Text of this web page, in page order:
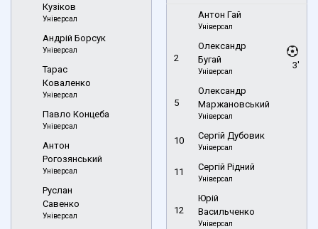
Кузіков
Універсал
Андрій Борсук
Універсал
Тарас
Коваленко
Універсал
Павло Концеба
Універсал
Антон
Рогозянський
Універсал
Руслан
Савенко
Універсал
Антон Гай
Універсал
2
Олександр
Бугай
Універсал
3'
5
Олександр
Маржановський
Універсал
10 Сергій Дубовик
Універсал
11 Сергій Рідний
Універсал
12
Юрій
Васильченко
Універсал